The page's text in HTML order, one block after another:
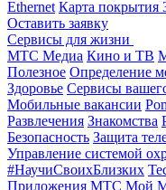
Ethernet Карта покрытия
Оставить заявку
Сервисы для жизни
МТС Медиа Кино и ТВ
Полезное Определение
Здоровье Сервисы
Мобильные вакансии
Развлечения Знакомства
Безопасность Защита
Управление системой
#НаучиСвоихБлизких
Приложения МТС Мой